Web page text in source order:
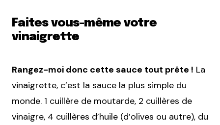
Faites vous-même votre
vinaigrette
Rangez-moi donc cette sauce tout prête ! La
vinaigrette, c’est la sauce la plus simple du
monde. 1 cuillère de moutarde, 2 cuillères de
vinaigre, 4 cuillères d’huile (d’olives ou autre), du